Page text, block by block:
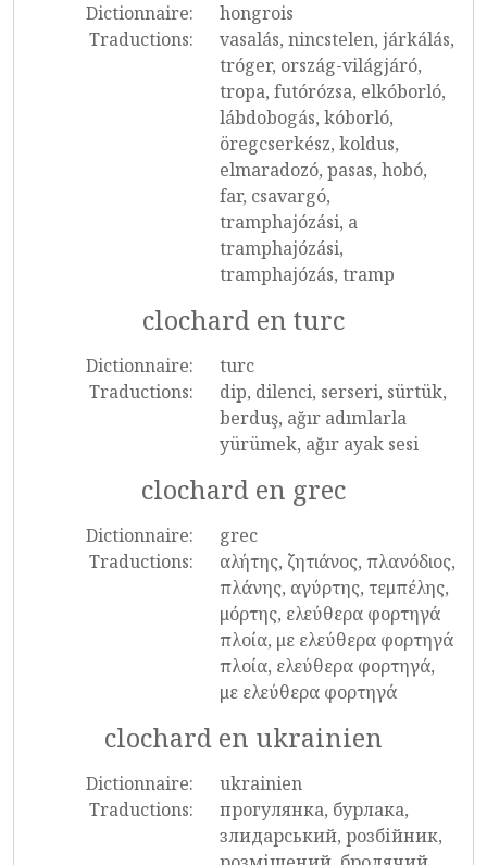
Dictionnaire:
hongrois
Traductions:
vasalás, nincstelen, járkálás,
tróger, ország-világjáró,
tropa, futórózsa, elkóborló,
lábdobogás, kóborló,
öregcserkész, koldus,
elmaradozó, pasas, hobó,
far, csavargó,
tramphajózási, a
tramphajózási,
tramphajózás, tramp
clochard en turc
Dictionnaire:
turc
Traductions:
dip, dilenci, serseri, sürtük,
berduş, ağır adımlarla
yürümek, ağır ayak sesi
clochard en grec
Dictionnaire:
grec
Traductions:
αλήτης, ζητιάνος, πλανόδιος,
πλάνης, αγύρτης, τεμπέλης,
μόρτης, ελεύθερα φορτηγά
πλοία, με ελεύθερα φορτηγά
πλοία, ελεύθερα φορτηγά,
με ελεύθερα φορτηγά
clochard en ukrainien
Dictionnaire:
ukrainien
Traductions:
прогулянка, бурлака,
злидарський, розбійник,